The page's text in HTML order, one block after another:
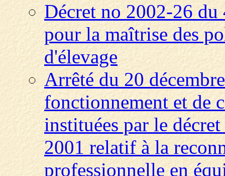
Décret no 2002-26
pour la maîtrise des
d'élevage
Arrêté du 20
fonctionnement et de
instituées par le
2001 relatif à la
professionnelle en